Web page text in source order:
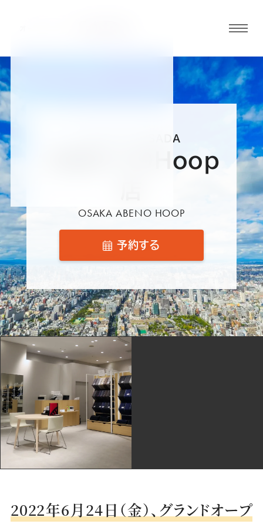
ルメ
ニュ
ーボ
タン
ス
ー
SADA
の
公
式
ー
ス
ー
ツ
SADA
の
公
式
ー
ダ
ス
ー
ツ
SADA
の
公
式
ー
ダ
ス
ー
ツ
SADA
の
公
式
オ
ー
ス
ー
公
式
野
で
ス
ー
ツ
を
作
る
な
オーダースーツSADA
大阪あべのHoop
OSAKA ABENO HOOP
予約する
2022年6月24日（金）、グランドオープ